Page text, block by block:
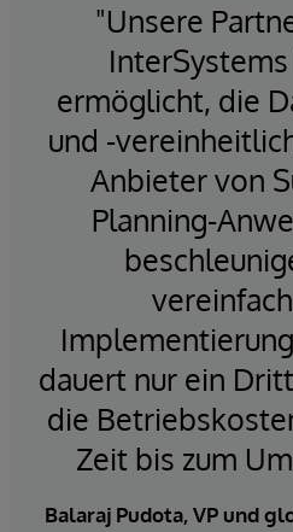
"Unsere
ermöglicht, die
und -
Anbieter von
Planning-
dauert nur ein
die
Zeit bis zum
Balaraj Pudota, VP und